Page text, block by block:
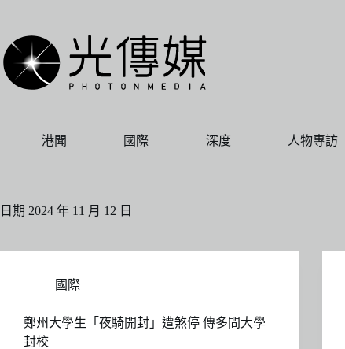
主
要
內
港聞 國際 深度 人物專訪
日期 2024 年 11 月 12 日
國際
鄭州大學生「夜騎開封」遭煞停 傳多間大學
封校